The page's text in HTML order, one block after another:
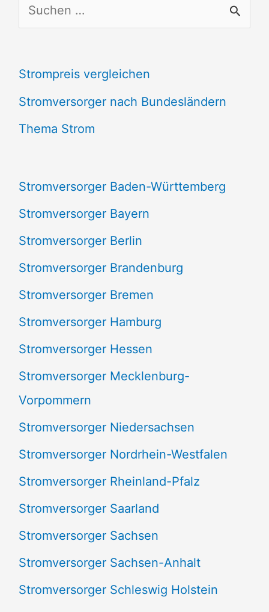
u
h
e
n
h
:
Strompreis vergleichen
Stromversorger nach Bundesländern
Thema Strom
Stromversorger Baden-Württemberg
Stromversorger Bayern
Stromversorger Berlin
Stromversorger Brandenburg
Stromversorger Bremen
Stromversorger Hamburg
Stromversorger Hessen
Stromversorger Mecklenburg-
Vorpommern
Stromversorger Niedersachsen
Stromversorger Nordrhein-Westfalen
Stromversorger Rheinland-Pfalz
Stromversorger Saarland
Stromversorger Sachsen
Stromversorger Sachsen-Anhalt
Stromversorger Schleswig Holstein